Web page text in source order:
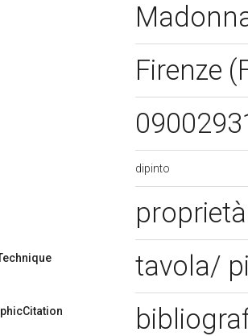
Firenze
dipinto
tavola/